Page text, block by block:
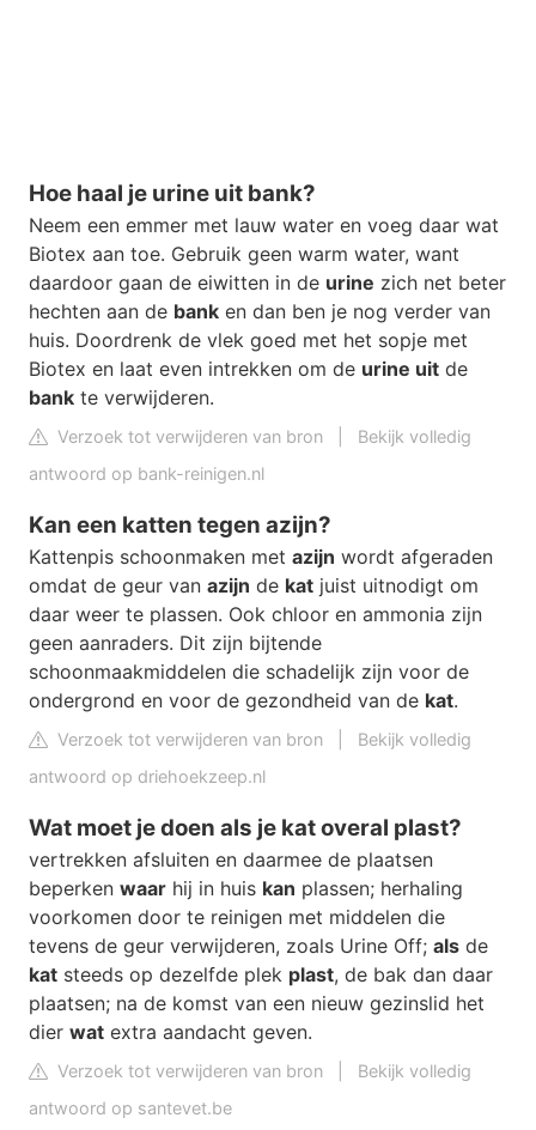
Hoe haal je urine uit bank?
Neem een emmer met lauw water en voeg daar wat
Biotex aan toe. Gebruik geen warm water, want
daardoor gaan de eiwitten in de urine zich net beter
hechten aan de bank en dan ben je nog verder van
huis. Doordrenk de vlek goed met het sopje met
Biotex en laat even intrekken om de urine uit de
bank te verwijderen.
Verzoek tot verwijderen van bron
Bekijk volledig
antwoord op bank-reinigen.nl
Kan een katten tegen azijn?
Kattenpis schoonmaken met azijn wordt afgeraden
omdat de geur van azijn de kat juist uitnodigt om
daar weer te plassen. Ook chloor en ammonia zijn
geen aanraders. Dit zijn bijtende
schoonmaakmiddelen die schadelijk zijn voor de
ondergrond en voor de gezondheid van de kat.
Verzoek tot verwijderen van bron
Bekijk volledig
antwoord op driehoekzeep.nl
Wat moet je doen als je kat overal plast?
vertrekken afsluiten en daarmee de plaatsen
beperken waar hij in huis kan plassen; herhaling
voorkomen door te reinigen met middelen die
tevens de geur verwijderen, zoals Urine Off; als de
kat steeds op dezelfde plek plast, de bak dan daar
plaatsen; na de komst van een nieuw gezinslid het
dier wat extra aandacht geven.
Verzoek tot verwijderen van bron
Bekijk volledig
antwoord op santevet.be